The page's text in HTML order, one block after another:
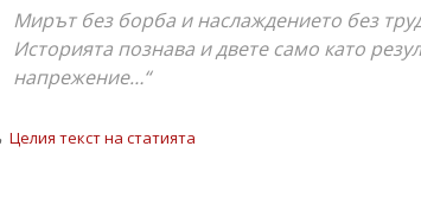
Мирът без борба и наслаждението без
Историята познава и двете само като
напрежение…“
Целия текст на статията